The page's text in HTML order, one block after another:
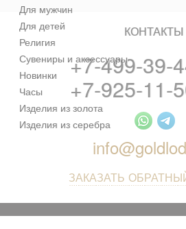
Для мужчин
Для детей
Религия
Сувениры и аксессуары
Новинки
Часы
Изделия из золота
Изделия из серебра
КОНТАКТЫ
+7-499-39-
+7-925-11-
ЗАКАЗАТЬ